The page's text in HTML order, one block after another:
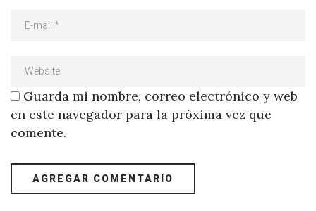
Guarda mi nombre, correo electrónico y web
en este navegador para la próxima vez que
comente.